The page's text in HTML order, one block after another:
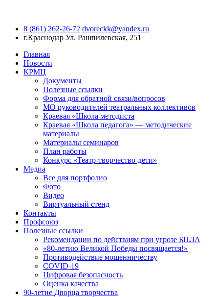
8 (861) 262-26-72 dvoreckk@yandex.ru
г.Краснодар Ул. Рашпилевская, 251
Главная
Новости
КРМЦ
Документы
Полезные ссылки
Форма для обратной связи/вопросов
МО руководителей театральных коллективов
Краевая «Школа методиста
Краевая «Школа педагога» — методические
материалы
Материалы семинаров
План работы
Конкурс «Театр-творчество-дети»
Медиа
Все для портфолио
Фото
Видео
Виртуальный стенд
Контакты
Профсоюз
Полезные ссылки
Рекомендации по действиям при угрозе БПЛА
«80-летию Великой Победы посвящается!»
Противодействие мошенничеству
COVID-19
Цифровая безопасность
Оценка качества
90-летие Дворца творчества